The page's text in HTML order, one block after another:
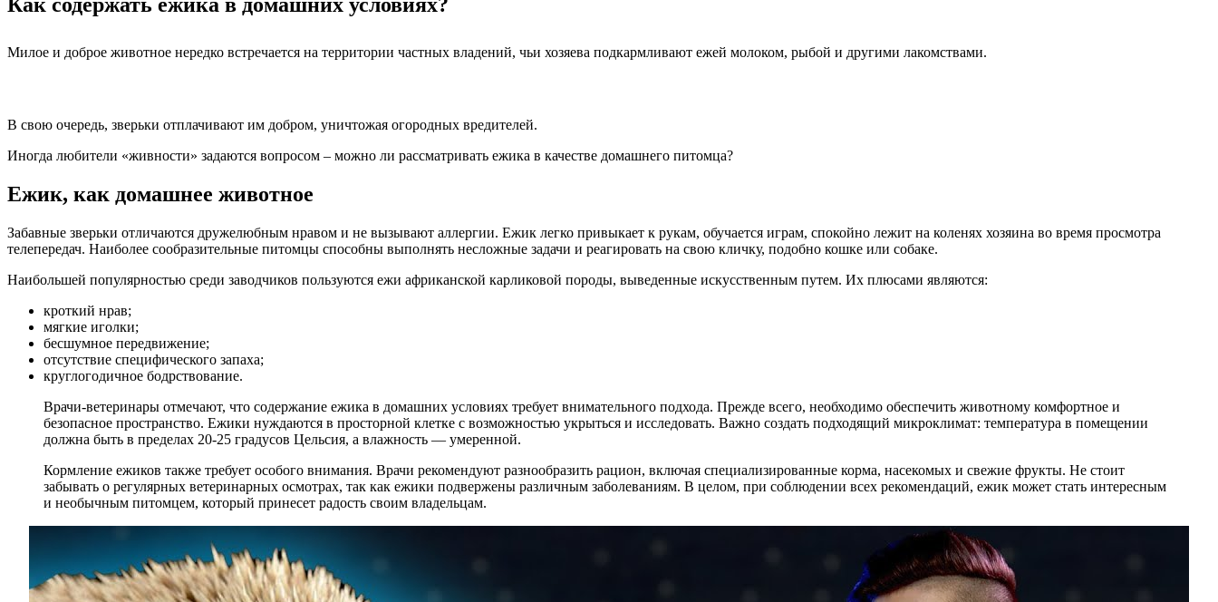
Милое и доброе животное нередко встречается на территории частных владений, чьи хозяева подкармливают ежей молоком, рыбой и другими лакомствами.
В свою очередь, зверьки отплачивают им добром, уничтожая огородных вредителей.
Иногда любители «живности» задаются вопросом – можно ли рассматривать ежика в качестве домашнего питомца?
Ежик, как домашнее животное
Забавные зверьки отличаются дружелюбным нравом и не вызывают аллергии. Ежик легко привыкает к рукам, обучается играм, спокойно лежит на коленях хозяина во время просмотра
телепередач. Наиболее сообразительные питомцы способны выполнять несложные задачи и реагировать на свою кличку, подобно кошке или собаке.
Наибольшей популярностью среди заводчиков пользуются ежи африканской карликовой породы, выведенные искусственным путем. Их плюсами являются:
кроткий нрав;
мягкие иголки;
бесшумное передвижение;
отсутствие специфического запаха;
круглогодичное бодрствование.
Врачи-ветеринары отмечают, что содержание ежика в домашних условиях требует внимательного подхода. Прежде всего, необходимо обеспечить животному комфортное и
безопасное пространство. Ежики нуждаются в просторной клетке с возможностью укрыться и исследовать. Важно создать подходящий микроклимат: температура в помещении
должна быть в пределах 20-25 градусов Цельсия, а влажность — умеренной.
Кормление ежиков также требует особого внимания. Врачи рекомендуют разнообразить рацион, включая специализированные корма, насекомых и свежие фрукты. Не стоит
забывать о регулярных ветеринарных осмотрах, так как ежики подвержены различным заболеваниям. В целом, при соблюдении всех рекомендаций, ежик может стать интересным
и необычным питомцем, который принесет радость своим владельцам.